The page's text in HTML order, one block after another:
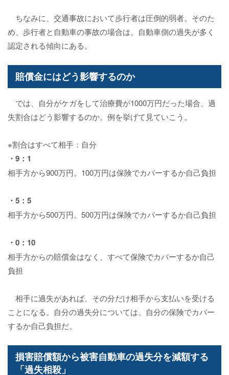
ちなみに、交通事故において歩行者は圧倒的弱者。そのた
め、歩行者と自動車の事故の場合は、自動車側の過失が多く
認定される傾向にある。
賠償金にはどう影響するのか
では、自分がケガをして治療費が1000万円だった場合、過
失割合はどう影響するのか。例を挙げて見ていこう。
※割合はすべて相手：自分
・9：1
相手方から900万円。100万円は保険でカバーするか自己負担
・5：5
相手方から500万円。500万円は保険でカバーするか自己負担
・0：10
相手方からの賠償金はなく、すべて保険でカバーするか自己
負担
相手に過失があれば、その分だけ相手から支払いを受ける
ことになる。自分の過失分については、自分の保険でカバー
するか自己負担だ。
損害賠償額から被害自動車の過失分を減額する
「過失相殺」